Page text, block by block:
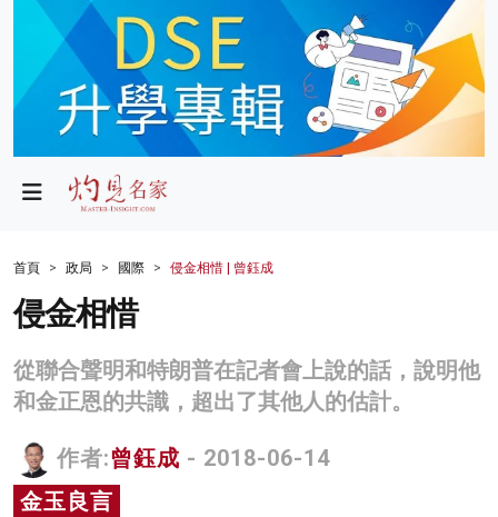
政局
財經
生活
商業
科技
影片
首頁 政局 國際 侵金相惜 | 曾鈺成
侵金相惜
從聯合聲明和特朗普在記者會上說的話，說明他
和金正恩的共識，超出了其他人的估計。
作者:曾鈺成 - 2018-06-14
金玉良言